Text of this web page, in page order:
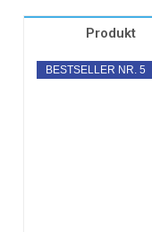
Produkt
BESTSELLER NR. 5